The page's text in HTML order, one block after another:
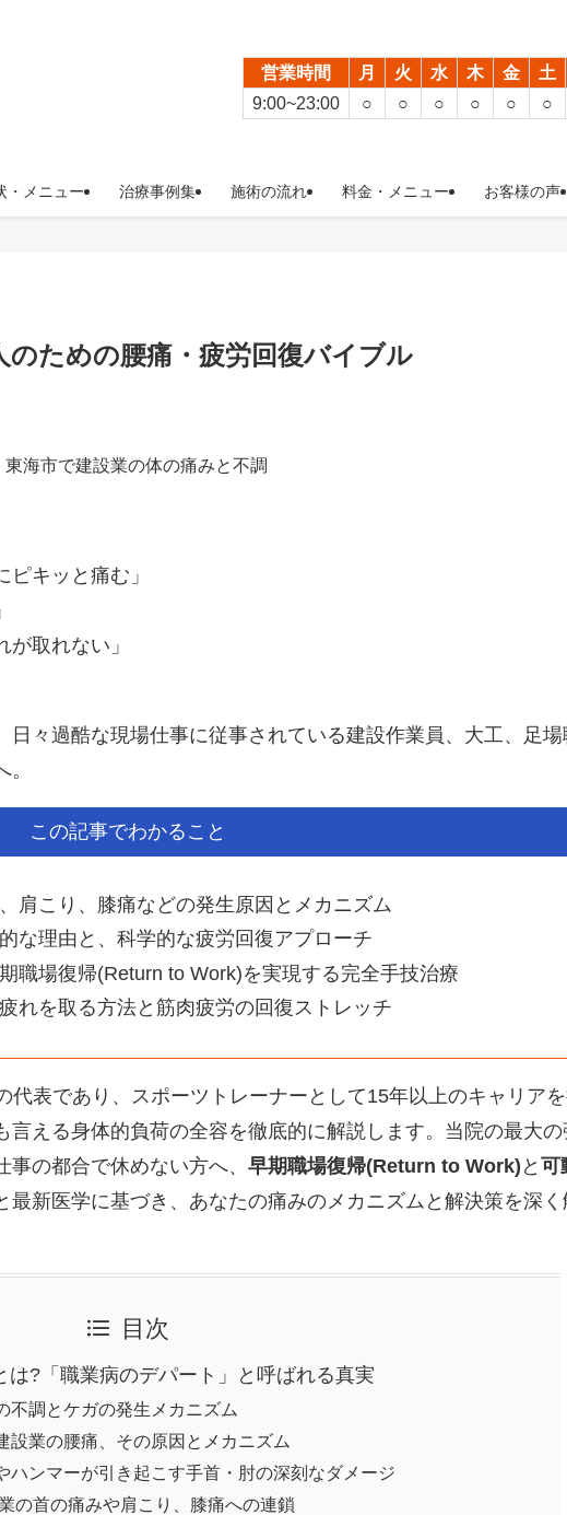
・メニュー 治療事例集 施術の流れ 料金・メニュー お客様の声
営業時間 月 火 水 木 金
土
9:00~23:00
○ ○ ○ ○ ○ ○
ための腰痛・疲労回復バイブル
ピキッと痛む」
が取れない」
々過酷な現場仕事に従事されている建設作業員、大工、足場
この記事でわかること
肩こり、膝痛などの発生原因とメカニズム
な理由と、科学的な疲労回復アプローチ
職場復帰(Return to Work)を実現する完全手技治療
れを取る方法と筋肉疲労の回復ストレッチ
代表であり、スポーツトレーナーとして15年以上のキャリア
える身体的負荷の全容を徹底的に解説します。当院の最大の
事の都合で休めない方へ、 早期職場復帰(Return to Work) と 可
最新医学に基づき、あなたの痛みのメカニズムと解決策を深く
目次
は?「職業病のデパート」と呼ばれる真実
不調とケガの発生メカニズム
設業の腰痛、その原因とメカニズム
ハンマーが引き起こす手首・肘の深刻なダメージ
の首の痛みや肩こり、膝痛への連鎖